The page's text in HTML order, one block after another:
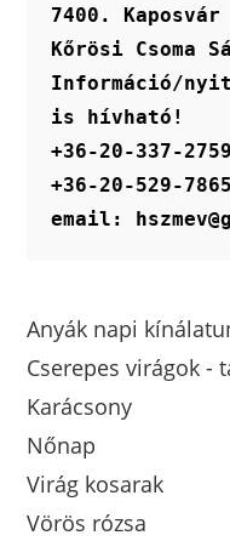
7400. Kaposvár
Kőrösi Csoma
Információ/
is hívható!
+36-20-337-2759
+36-20-529-7865
email:
Anyák napi
Cserepes virágok -
Karácsony
Nőnap
Virág kosarak
Vörös rózsa